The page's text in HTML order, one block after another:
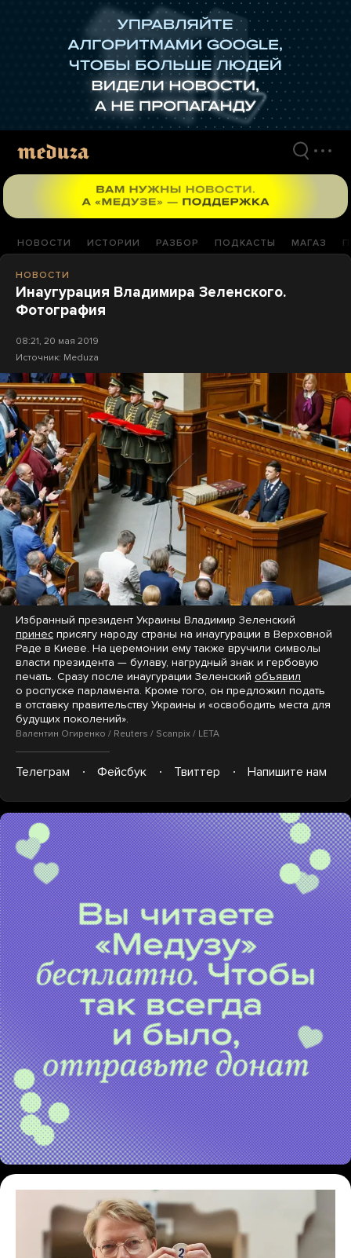
НОВОСТИ ИСТОРИИ РАЗБОР ПОДКАСТЫ МАГАЗ
НОВОСТИ
Инаугурация Владимира Зеленского.
Фотография
08:21, 20 мая 2019
Источник: Meduza
Избранный президент Украины Владимир Зеленский
принес присягу народу страны на инаугурации в Верховной
Раде в Киеве. На церемонии ему также вручили символы
власти президента — булаву, нагрудный знак и гербовую
печать. Сразу после инаугурации Зеленский объявил
о роспуске парламента. Кроме того, он предложил подать
в отставку правительству Украины и «освободить места для
будущих поколений».
Валентин Огиренко / Reuters / Scanpix / LETA
Телеграм Фейсбук Твиттер Напишите нам